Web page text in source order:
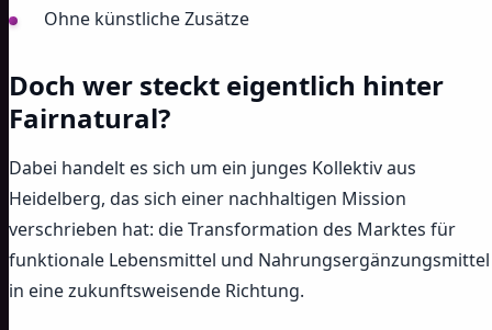
Ohne künstliche Zusätze
Doch wer steckt eigentlich hinter
Fairnatural?
Dabei handelt es sich um ein junges Kollektiv aus
Heidelberg, das sich einer nachhaltigen Mission
verschrieben hat: die Transformation des Marktes für
funktionale Lebensmittel und Nahrungsergänzungsmittel
in eine zukunftsweisende Richtung.